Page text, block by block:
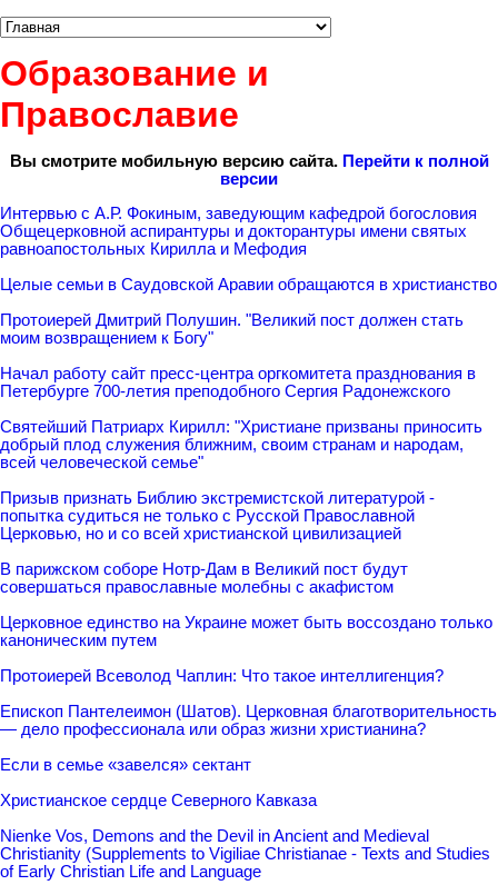
Образование и
Православие
Вы смотрите мобильную версию сайта. Перейти к полной
версии
Интервью с А.Р. Фокиным, заведующим кафедрой богословия
Общецерковной аспирантуры и докторантуры имени святых
равноапостольных Кирилла и Мефодия
Целые семьи в Саудовской Аравии обращаются в христианство
Протоиерей Дмитрий Полушин. "Великий пост должен стать
моим возвращением к Богу"
Начал работу сайт пресс-центра оргкомитета празднования в
Петербурге 700-летия преподобного Сергия Радонежского
Святейший Патриарх Кирилл: "Христиане призваны приносить
добрый плод служения ближним, своим странам и народам,
всей человеческой семье"
Призыв признать Библию экстремистской литературой ‑
попытка судиться не только с Русской Православной
Церковью, но и со всей христианской цивилизацией
В парижском соборе Нотр-Дам в Великий пост будут
совершаться православные молебны с акафистом
Церковное единство на Украине может быть воссоздано только
каноническим путем
Протоиерей Всеволод Чаплин: Что такое интеллигенция?
Епископ Пантелеимон (Шатов). Церковная благотворительность
— дело профессионала или образ жизни христианина?
Если в семье «завелся» сектант
Христианское сердце Северного Кавказа
Nienke Vos, Demons and the Devil in Ancient and Medieval
Christianity (Supplements to Vigiliae Christianae - Texts and Studies
of Early Christian Life and Language